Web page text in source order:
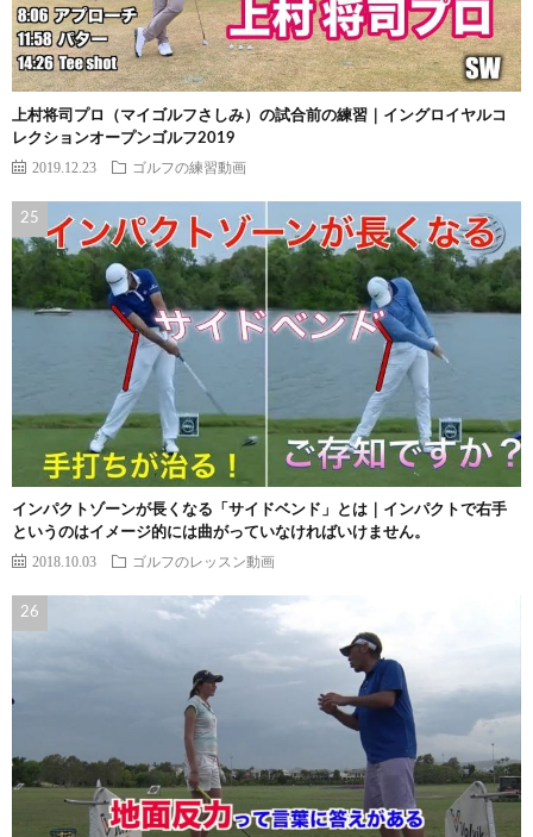
上村将司プロ（マイゴルフさしみ）の試合前の練習｜イングロイヤルコ
レクションオープンゴルフ2019
2019.12.23 ゴルフの練習動画
インパクトゾーンが長くなる「サイドベンド」とは｜インパクトで右手
というのはイメージ的には曲がっていなければいけません。
2018.10.03 ゴルフのレッスン動画